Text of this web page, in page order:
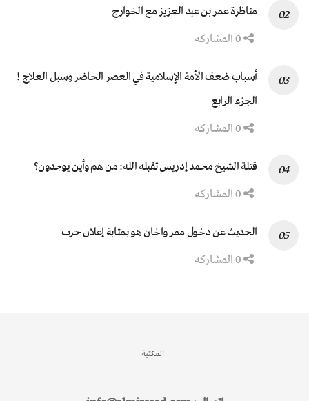
مناظرة عمر بن عبد العزيز مع الخوارج
أسباب ضعف الأمة الإسلامية في العصر الحاضر وسبل العلاج !
الجزء الرابع
قتلة الشيخ محمد إدريس تقبله الله: من هم وأين يوجدون؟
الحديث عن دخول ممر واخان هو بمثابة إعلان حرب
المكتبة